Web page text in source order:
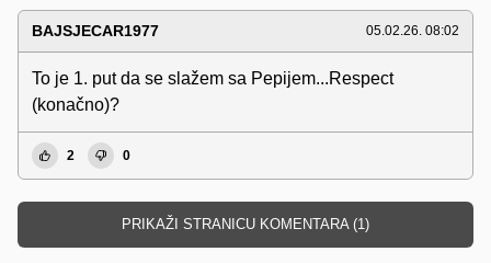
BAJSJECAR1977 05.02.26. 08:02
To je 1. put da se slažem sa Pepijem...Respect
(konačno)?
2 0
PRIKAŽI STRANICU KOMENTARA (1)